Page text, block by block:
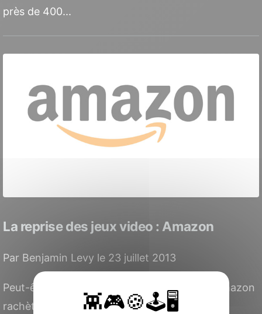
près de 400...
La reprise des jeux video : Amazon
Par Benjamin Levy le 23 juillet 2013
Peut-être l'avez-vous déjà remarqué, mais Amazon
rachète vos jeux d'occasion.Sur la fiche des...